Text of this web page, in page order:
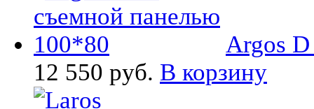
Argos
12 550 руб. В корзину